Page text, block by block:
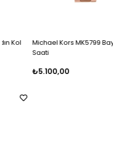
Michael Kors MK5799 Bayan Kol
₺5.100,00